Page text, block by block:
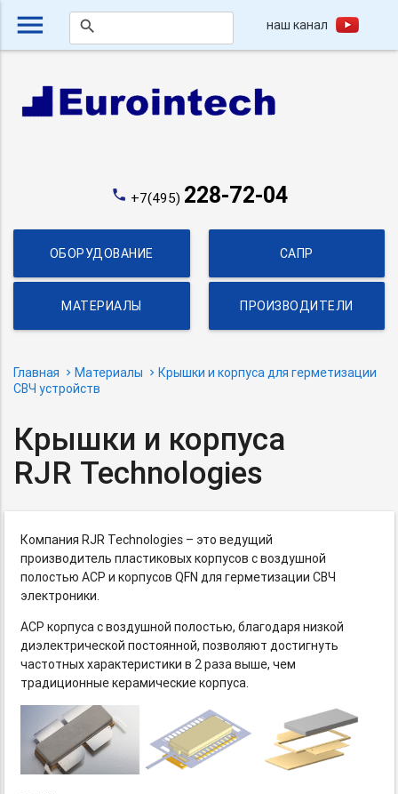
menu search наш канал
phone +7(495) 228-72-04
ОБОРУДОВАНИЕ САПР
МАТЕРИАЛЫ ПРОИЗВОДИТЕЛИ
Главная Материалы
Крышки и корпуса для герметизации
СВЧ устройств
Крышки и корпуса
RJR Technologies
Компания RJR Technologies – это ведущий
производитель пластиковых корпусов с воздушной
полостью ACP и корпусов QFN для герметизации СВЧ
электроники.
ACP корпуса с воздушной полостью, благодаря низкой
диэлектрической постоянной, позволяют достигнуть
частотных характеристики в 2 раза выше, чем
традиционные керамические корпуса.